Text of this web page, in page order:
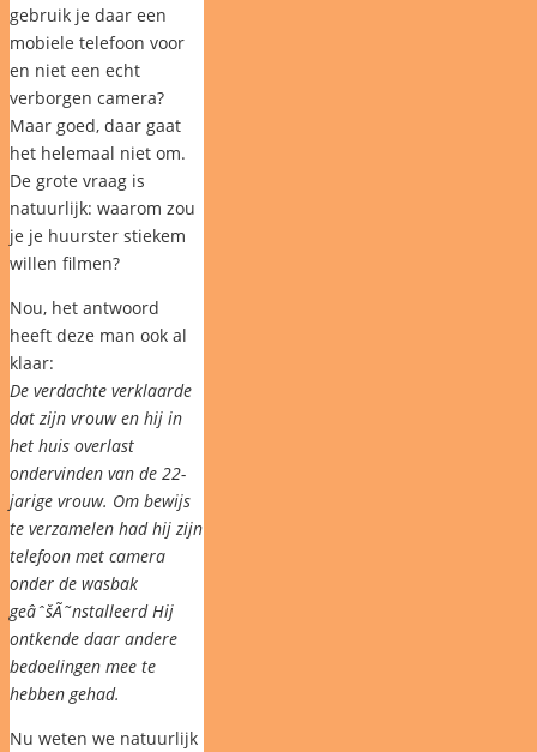
gebruik je daar een
mobiele telefoon voor
en niet een echt
verborgen camera?
Maar goed, daar gaat
het helemaal niet om.
De grote vraag is
natuurlijk: waarom zou
je je huurster stiekem
willen filmen?
Nou, het antwoord
heeft deze man ook al
klaar:
De verdachte verklaarde
dat zijn vrouw en hij in
het huis overlast
ondervinden van de 22-
jarige vrouw. Om bewijs
te verzamelen had hij zijn
telefoon met camera
onder de wasbak
geâˆšÃ˜nstalleerd Hij
ontkende daar andere
bedoelingen mee te
hebben gehad.
Nu weten we natuurlijk